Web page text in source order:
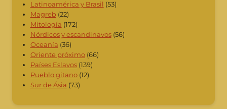
Latinoamérica y Brasil (53)
Magreb (22)
Mitología (172)
Nórdicos y escandinavos(56)
Oceanía (36)
Oriente próximo(66)
Países Eslavos(139)
Pueblo gitano(12)
Sur de Ásia (73)